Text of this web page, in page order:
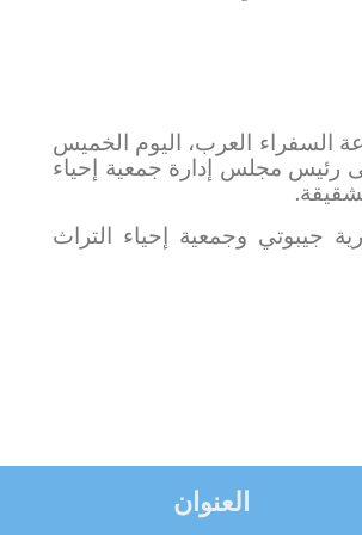
السفراء العرب، اليوم الخميس
رئيس مجلس إدارة جمعية إحياء
جيبوتي وجمعية إحياء التراث
العنوان